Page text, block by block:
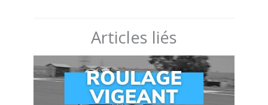
Articles liés